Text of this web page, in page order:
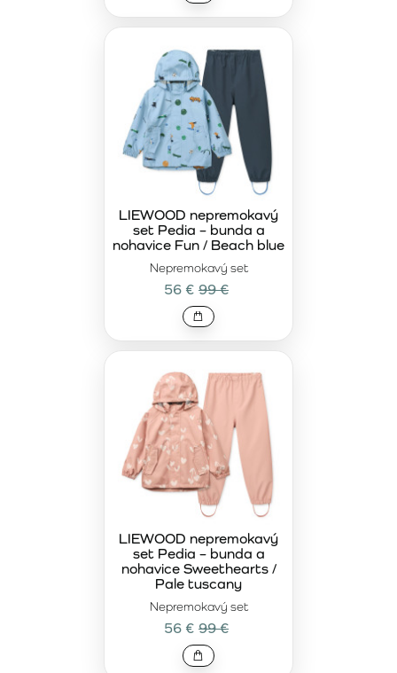
Nepremokavý set
LIEWOOD nepremokavý
set Pedia – bunda a
nohavice Fun / Beach blue
56 € 99 €
Nepremokavý set
LIEWOOD nepremokavý
set Pedia – bunda a
nohavice Sweethearts /
Pale tuscany
56 € 99 €